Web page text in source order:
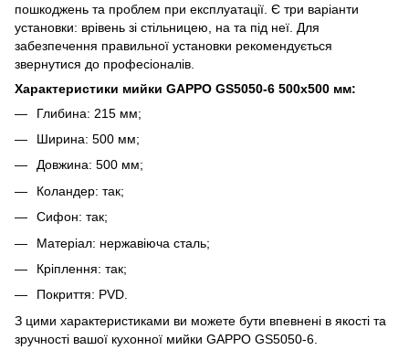
пошкоджень та проблем при експлуатації. Є три варіанти
установки: врівень зі стільницею, на та під неї. Для
забезпечення правильної установки рекомендується
звернутися до професіоналів.
Характеристики мийки GAPPO GS5050-6 500х500 мм:
Глибина: 215 мм;
Ширина: 500 мм;
Довжина: 500 мм;
Коландер: так;
Сифон: так;
Матеріал: нержавіюча сталь;
Кріплення: так;
Покриття: PVD.
З цими характеристиками ви можете бути впевнені в якості та
зручності вашої кухонної мийки GAPPO GS5050-6.